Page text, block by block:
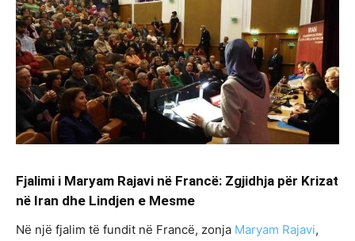
Fjalimi i Maryam Rajavi në Francë: Zgjidhja për Krizat
në Iran dhe Lindjen e Mesme
Në një fjalim të fundit në Francë, zonja Maryam Rajavi,